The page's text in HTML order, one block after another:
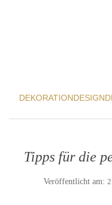
DEKORATIONDESIGN
Tipps für die
Veröffentlicht am: